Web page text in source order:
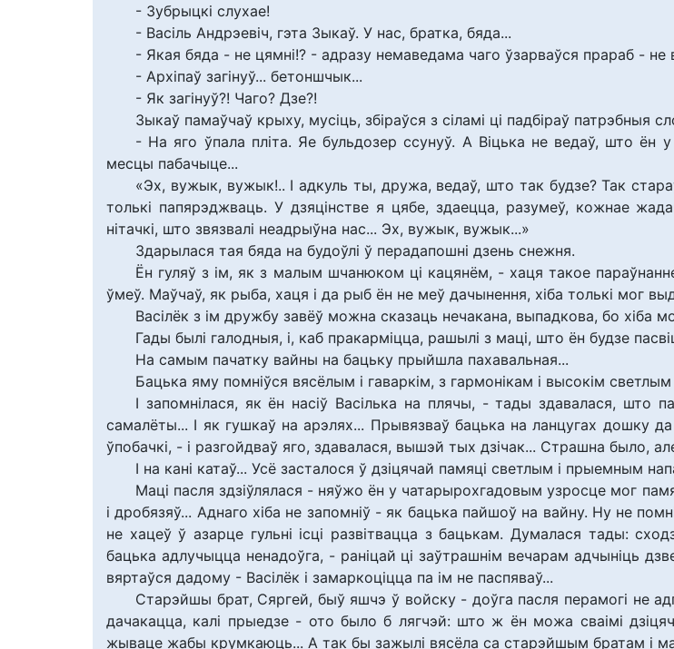
- Зубрыцкі слухае!
- Васіль Андрэевіч, гэта Зыкаў. У нас, братка, бяда...
- Якая бяда - не цямні!? - адразу немаведама чаго ўзарваўся прараб -
- Архіпаў загінуў... бетоншчык...
- Як загінуў?! Чаго? Дзе?!
Зыкаў памаўчаў крыху, мусіць, збіраўся з сіламі ці падбіраў патрэбныя
- На яго ўпала пліта. Яе бульдозер ссунуў. А Віцька не ведаў, што
месцы пабачыце...
«Эх, вужык, вужык!.. І адкуль ты, дружа, ведаў, што так будзе? Так
толькі папярэджваць. У дзяцінстве я цябе, здаецца, разумеў, кожнае
нітачкі, што звязвалі неадрыўна нас... Эх, вужык, вужык...»
Здарылася тая бяда на будоўлі ў перадапошні дзень снежня.
Ён гуляў з ім, як з малым шчанюком ці кацянём, - хаця такое
ўмеў. Маўчаў, як рыба, хаця і да рыб ён не меў дачынення, хіба толькі мог
Васілёк з ім дружбу завёў можна сказаць нечакана, выпадкова, бо хіба
Гады былі галодныя, і, каб пракарміцца, рашылі з маці, што ён будзе
На самым пачатку вайны на бацьку прыйшла пахавальная...
Бацька яму помніўся вясёлым і гаваркім, з гармонікам і высокім
І запомнілася, як ён насіў Васілька на плячы, - тады здавалася,
самалёты... І як гушкаў на арэлях... Прывязваў бацька на ланцугах дошку
ўпобачкі, - і разгойдваў яго, здавалася, вышэй тых дзічак... Страшна было,
І на кані катаў... Усё засталося ў дзіцячай памяці светлым і прыемным
Маці пасля здзіўлялася - няўжо ён у чатарырохгадовым узросце мог
і дробязяў... Аднаго хіба не запомніў - як бацька пайшоў на вайну. Ну не
не хацеў ў азарце гульні ісці развітвацца з бацькам. Думалася тады:
бацька адлучыцца ненадоўга, - раніцай ці заўтрашнім вечарам адчыніць
вяртаўся дадому - Васілёк і замаркоціцца па ім не паспяваў...
Старэйшы брат, Сяргей, быў яшчэ ў войску - доўга пасля перамогі не
дачакацца, калі прыедзе - ото было б лягчэй: што ж ён можа сваімі
жываце жабы крумкаюць... А так бы зажылі вясёла са старэйшым братам і